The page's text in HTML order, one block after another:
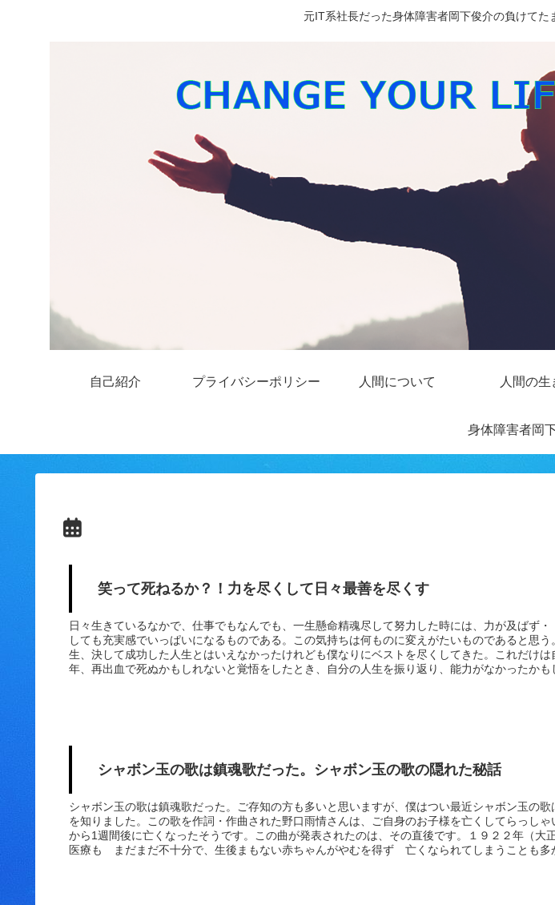
元IT系社長だった身体障害者岡下俊介の負けて
自己紹介 プライバシーポリシー 人間について 人間の生
笑って死ねるか？！力を尽くして日々最善を尽くす
日々生きているなかで、仕事でもなんでも、一生懸命精魂尽して努力した時には、力が及ばず・
しても充実感でいっぱいになるものである。この気持ちは何ものに変えがたいものであると思
生、決して成功した人生とはいえなかったけれども僕なりにベストを尽くしてきた。これだけ
年、再出血で死ぬかもしれないと覚悟をしたとき、自分の人生を振り返り、能力がなかったかも
に、精いっぱい頑張ってきた人生だったと思うことができた。「自分の度量を省みずちょっと
が・・それくらいの方が納得いく人生になると思うこれは事の成否を超えて、人生の最期を迎
とではないかと感じた。人生の勝ち方・負け方どんなに強い力士でもその勝ち方が正々堂々と
シャボン玉の歌は鎮魂歌だった。シャボン玉の歌の隠れた秘話
シャボン玉の歌は鎮魂歌だった。ご存知の方も多いと思いますが、僕はつい最近シャボン玉の歌
を知りました。この歌を作詞・作曲された野口雨情さんは、ご自身のお子様を亡くしてらっし
から1週間後に亡くなったそうです。この曲が発表されたのは、その直後です。１９２２年（大
医療も まだまだ不十分で、生後まもない赤ちゃんがやむを得ず 亡くなられてしまうことも多
は亡くされたお子様への鎮魂歌なのですね。シャボン玉＝生まれてすぐに無なっくなったわが子
聴いてみると心にしみる名曲です。人の命のはかなさを感じます僕も生まれて3ヶ月のとき肺炎